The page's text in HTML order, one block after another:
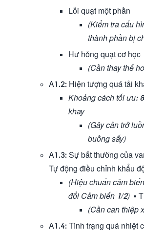
Lỗi quạt một phần
(Kiểm tra cấu
thành phần bị
Hư hỏng quạt cơ học
(Cần thay thế
A1.2: Hiện tượng quá tải
Khoảng cách tối ưu:
khay
(Gây cản trở
buồng sấy)
A1.3: Sự bất thường của
Tự động điều chỉnh khẩu
(Hiệu chuẩn cảm
đổi Cảm biến 1/2) ▪
(Cần can thiệp
A1.4: Tình trạng quá nhiệt